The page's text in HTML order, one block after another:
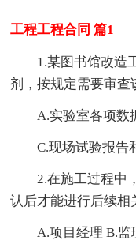
工程工程合同 篇1
1.某图书馆改造
剂，按规定需要审查
A.实验室各项数
C.现场试验报告
2.在施工过程中
认后才能进行后续相
A.项目经理 B.监